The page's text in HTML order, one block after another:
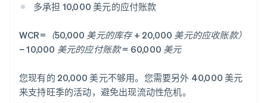
多承担 10,000 美元的应付账款
WCR=（50,000 美元的库存 + 20,000 美元的应收账款）
− 10,000 美元的应付账款 = 60,000 美元
您现有的 20,000 美元不够用。您需要另外 40,000 美元
来支持旺季的活动，避免出现流动性危机。